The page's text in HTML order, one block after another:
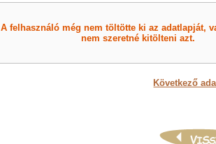
A felhasználó még nem töltötte ki az adatlapját,
nem szeretné kitölteni azt.
Következő